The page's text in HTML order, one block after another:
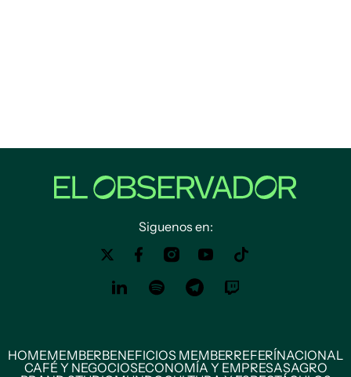
Siguenos en:
HOMEMEMBERBENEFICIOS MEMBERREFERÍNACIONAL
CAFÉ Y NEGOCIOSECONOMÍA Y EMPRESASAGRO